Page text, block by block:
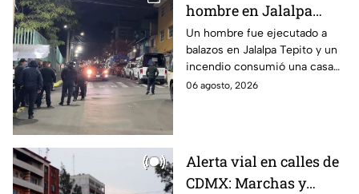
hombre en Jalalpa
Tepito; hay un
detenido, mientras
dormía
Un hombre fue ejecutado a
balazos en Jalalpa Tepito y un
incendio consumió una casa
improvisada en pleno Centro
06 agosto, 2026
Alerta vial en calles de
CDMX: Marchas y